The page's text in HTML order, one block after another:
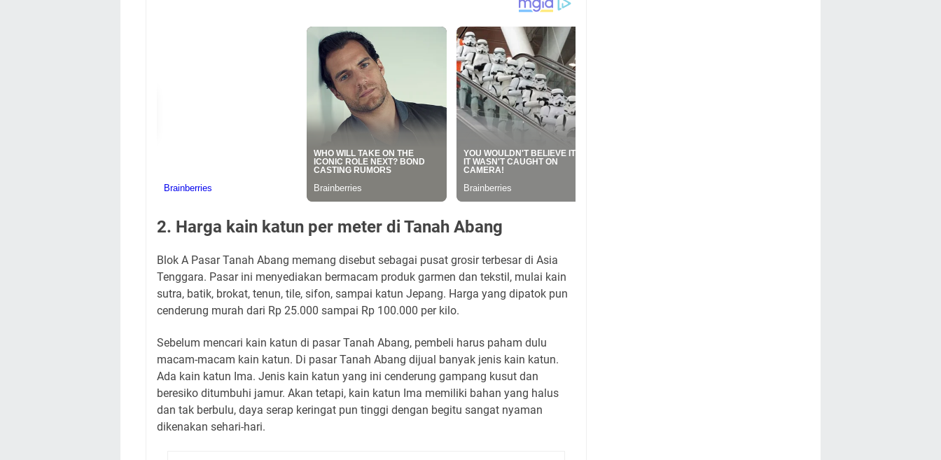
2. Harga kain katun per meter di Tanah Abang
Blok A Pasar Tanah Abang memang disebut sebagai pusat grosir terbesar di Asia
Tenggara. Pasar ini menyediakan bermacam produk garmen dan tekstil, mulai kain
sutra, batik, brokat, tenun, tile, sifon, sampai katun Jepang. Harga yang dipatok pun
cenderung murah dari Rp 25.000 sampai Rp 100.000 per kilo.
Sebelum mencari kain katun di pasar Tanah Abang, pembeli harus paham dulu
macam-macam kain katun. Di pasar Tanah Abang dijual banyak jenis kain katun.
Ada kain katun Ima. Jenis kain katun yang ini cenderung gampang kusut dan
beresiko ditumbuhi jamur. Akan tetapi, kain katun Ima memiliki bahan yang halus
dan tak berbulu, daya serap keringat pun tinggi dengan begitu sangat nyaman
dikenakan sehari-hari.